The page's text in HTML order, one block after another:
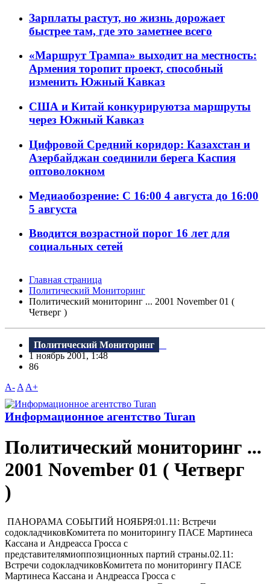
Зарплаты растут, но жизнь дорожает
быстрее там, где это заметнее всего
«Маршрут Трампа» выходит на местность:
Армения торопит проект, способный
изменить Южный Кавказ
США и Китай конкурируютза маршруты
через Южный Кавказ
Цифровой Средний коридор: Казахстан и
Азербайджан соединили берега Каспия
оптоволокном
Медиаобозрение: С 16:00 4 августа до 16:00
5 августа
Вводится возрастной порог 16 лет для
социальных сетей
Главная страница
Политический Мониторинг
Политический мониторинг ... 2001 November 01 (
Четверг )
Политический Мониторинг
1 ноябрь 2001, 1:48
86
A- A A+
Информационное агентство Turan
Политический мониторинг ...
2001 November 01 ( Четверг
)
ПАHОРАМА СОБЫТИЙ HОЯБРЯ:01.11: Встречи
содокладчиковКомитета по мониторингу ПАСЕ Мартинеса
Кассана и Андреасса Гросса с
представителямиоппозиционных партий страны.02.11:
Встречи содокладчиковКомитета по мониторингу ПАСЕ
Мартинеса Кассана и Андреасса Гросса с